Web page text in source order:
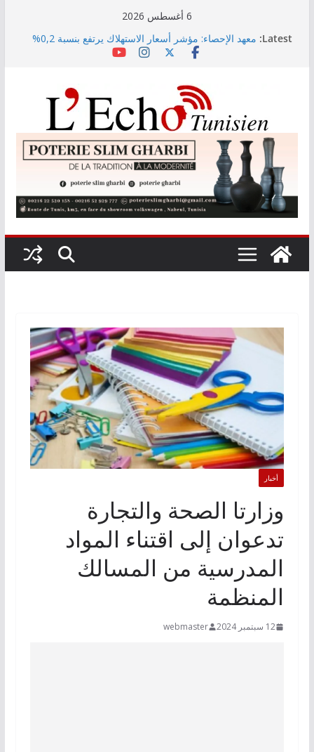
6 أغسطس 2026
Latest:
معهد الإحصاء: مؤشر أسعار الاستهلاك يرتفع بنسبة 0,2%
خلال شهر جويلية 2026
اليوم: قرعة الدور التمهيدي لرابطة الأبطال وكأس
الكونفدرالية
وزارة التربية تنشر نتائج حركة نقل تقريب الأزواج لمدرّسي
التعليم الابتدائي لسنة 2026
رئيس الجمهورية يُشــدد على أن حقّ الدّولة في استرجاع
أموال الشّعب التونسي لن يسقط بالتّقادم
أخبار
وزارتا الصحة والتجارة
تدعوان إلى اقتناء المواد
المدرسية من المسالك
المنظمة
12 سبتمبر 2024 webmaster